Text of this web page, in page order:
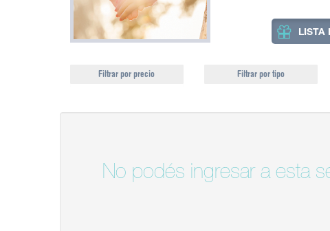
LISTA
Filtrar por precio Filtrar por tipo
No podés ingresar a esta